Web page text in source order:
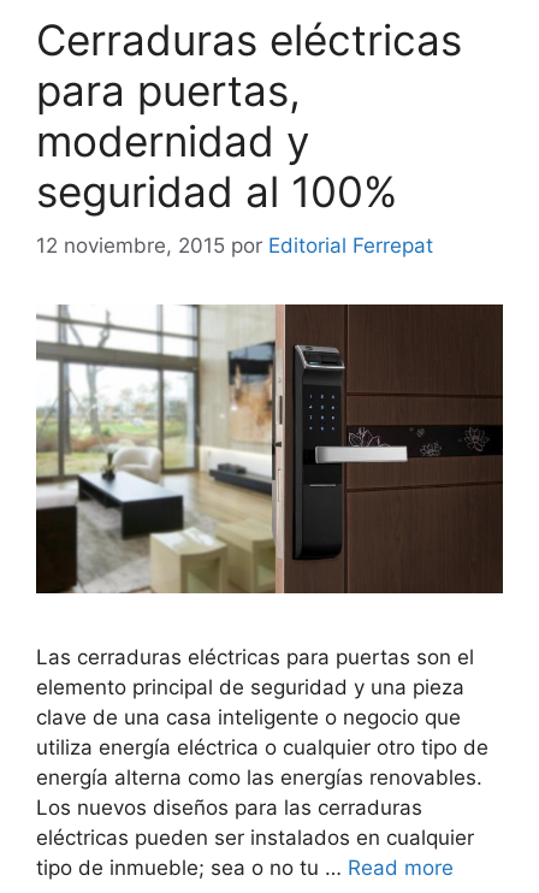
Cerraduras eléctricas
para puertas,
modernidad y
seguridad al 100%
12 noviembre, 2015 por Editorial Ferrepat
Las cerraduras eléctricas para puertas son el
elemento principal de seguridad y una pieza
clave de una casa inteligente o negocio que
utiliza energía eléctrica o cualquier otro tipo de
energía alterna como las energías renovables.
Los nuevos diseños para las cerraduras
eléctricas pueden ser instalados en cualquier
tipo de inmueble; sea o no tu … Read more